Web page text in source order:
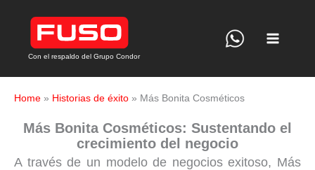
contenido
Con el respaldo del Grupo Condor
Home » Historias de éxito » Más Bonita Cosméticos
Más Bonita Cosméticos: Sustentando el
crecimiento del negocio
A través de un modelo de negocios exitoso, Más